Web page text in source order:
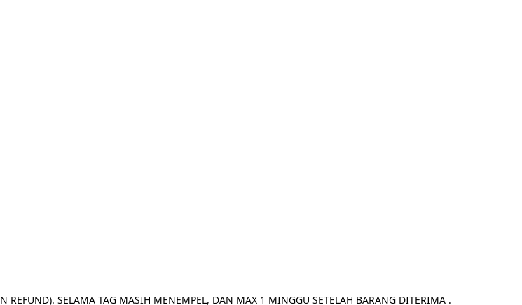
REFUND). SELAMA TAG MASIH MENEMPEL, DAN MAX 1 MINGGU SETELAH BARANG DITERIMA .